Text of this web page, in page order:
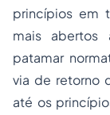
princípios em
mais abertos
patamar
via de retorno
até os